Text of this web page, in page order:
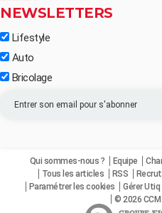
NEWSLETTERS
Lifestyle
Auto
Bricolage
Qui sommes-nous ? Equipe
Tous les articles
RSS
Paramétrer les cookies
Gérer Utiq
© 2026